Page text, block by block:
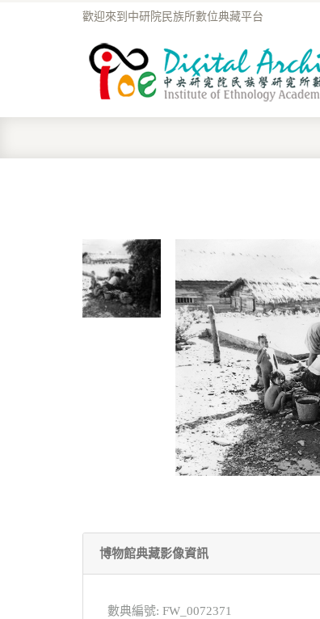
歡迎來到中研院民族所數位典藏平台
博物館典藏影像資訊
數典編號: FW_0072371